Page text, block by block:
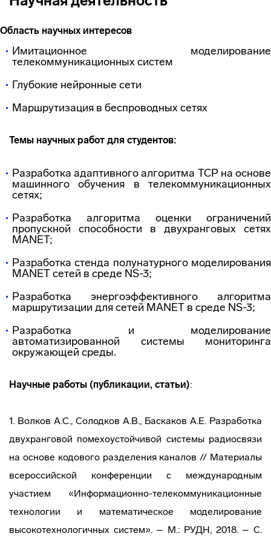
Область научных интересов
Имитационное моделирование
телекоммуникационных систем
Глубокие нейронные сети
Маршрутизация в беспроводных сетях
Темы научных работ для студентов:
Разработка адаптивного алгоритма TCP на основе
машинного обучения в телекоммуникационных
сетях;
Разработка алгоритма оценки ограничений
пропускной способности в двухранговых сетях
MANET;
Разработка стенда полунатурного моделирования
MANET сетей в среде NS-3;
Разработка энергоэффективного алгоритма
маршрутизации для сетей MANET в среде NS-3;
Разработка и моделирование
автоматизированной системы мониторинга
окружающей среды.
Научные работы (публикации, статьи):
1. Волков А.С., Солодков А.В., Баскаков А.Е. Разработка
двухранговой помехоустойчивой системы радиосвязи
на основе кодового разделения каналов // Материалы
всероссийской конференции с международным
участием «Информационно-телекоммуникационные
технологии и математическое моделирование
высокотехнологичных систем». – М.: РУДН, 2018. – С.